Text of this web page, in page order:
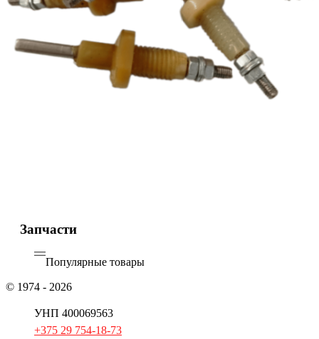
Запчасти
Популярные товары
КПЭС-150
Подробнее
ЭКГ-100 (проточный)
Подробнее
ПЭМ 4-010
Подробнее
СЭС-0,45/2
Подробнее
КПЭС-60 (оборотный)
Подробнее
© 1974 - 2026
УНП 400069563
+375 29 754-18-73